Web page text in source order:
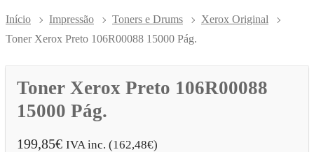
Início Impressão Toners e Drums
Xerox Original
Toner Xerox Preto 106R00088 15000 Pág.
Toner Xerox Preto 106R00088
15000 Pág.
199,85€ IVA inc. (162,48€)